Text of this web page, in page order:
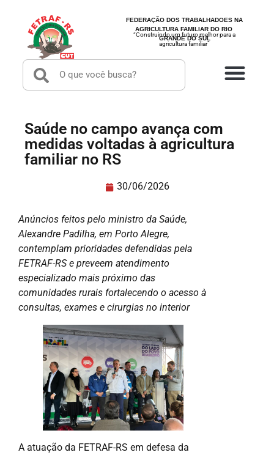
FEDERAÇÃO DOS TRABALHADOES NA
AGRICULTURA FAMILIAR DO RIO
GRANDE DO SUL
“Construindo um futuro melhor para a
agricultura familiar”
Saúde no campo avança com
medidas voltadas à agricultura
familiar no RS
30/06/2026
Anúncios feitos pelo ministro da Saúde,
Alexandre Padilha, em Porto Alegre,
contemplam prioridades defendidas pela
FETRAF-RS e preveem atendimento
especializado mais próximo das
comunidades rurais fortalecendo o acesso à
consultas, exames e cirurgias no interior
A atuação da FETRAF-RS em defesa da